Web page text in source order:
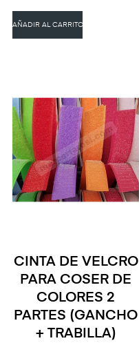
AÑADIR AL CARRITO
CINTA DE VELCRO
PARA COSER DE
COLORES 2
PARTES (GANCHO
+ TRABILLA)